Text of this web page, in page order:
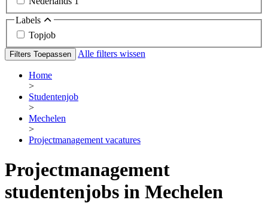
Labels
Topjob
Filters Toepassen Alle filters wissen
Home
>
Studentenjob
>
Mechelen
>
Projectmanagement vacatures
Projectmanagement
studentenjobs in Mechelen